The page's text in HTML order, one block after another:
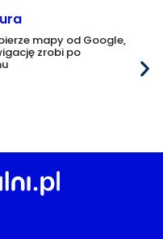
mapy od Google,
zrobi po